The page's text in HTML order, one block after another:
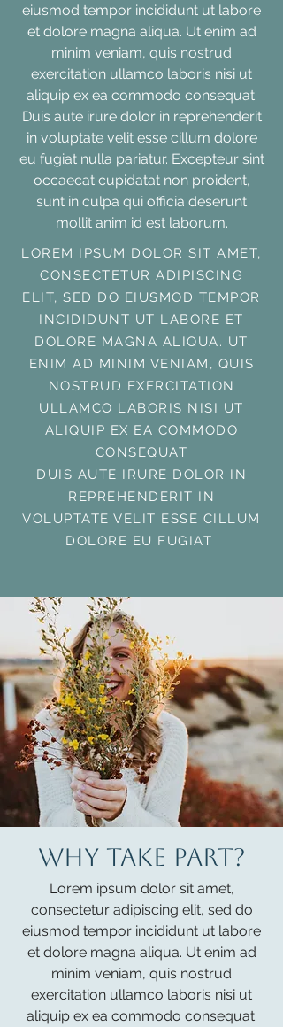
eiusmod tempor incididunt ut labore
et dolore magna aliqua. Ut enim ad
minim veniam, quis nostrud
exercitation ullamco laboris nisi ut
aliquip ex ea commodo consequat.
Duis aute irure dolor in reprehenderit
in voluptate velit esse cillum dolore
eu fugiat nulla pariatur. Excepteur sint
occaecat cupidatat non proident,
sunt in culpa qui officia deserunt
mollit anim id est laborum.​
LOREM IPSUM DOLOR SIT AMET,
CONSECTETUR ADIPISCING
ELIT, SED DO EIUSMOD TEMPOR
INCIDIDUNT UT LABORE ET
DOLORE MAGNA ALIQUA. UT
ENIM AD MINIM VENIAM, QUIS
NOSTRUD EXERCITATION
ULLAMCO LABORIS NISI UT
ALIQUIP EX EA COMMODO
CONSEQUAT
DUIS AUTE IRURE DOLOR IN
REPREHENDERIT IN
VOLUPTATE VELIT ESSE CILLUM
DOLORE EU FUGIAT
WHY TAKE PART?
Lorem ipsum dolor sit amet,
consectetur adipiscing elit, sed do
eiusmod tempor incididunt ut labore
et dolore magna aliqua. Ut enim ad
minim veniam, quis nostrud
exercitation ullamco laboris nisi ut
aliquip ex ea commodo consequat.